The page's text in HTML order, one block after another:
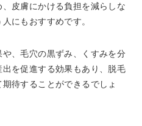
皮膚にかける負担を減らしな
にもおすすめです。
、毛穴の黒ずみ、くすみを分
を促進する効果もあり、脱毛
待することができるでしょ